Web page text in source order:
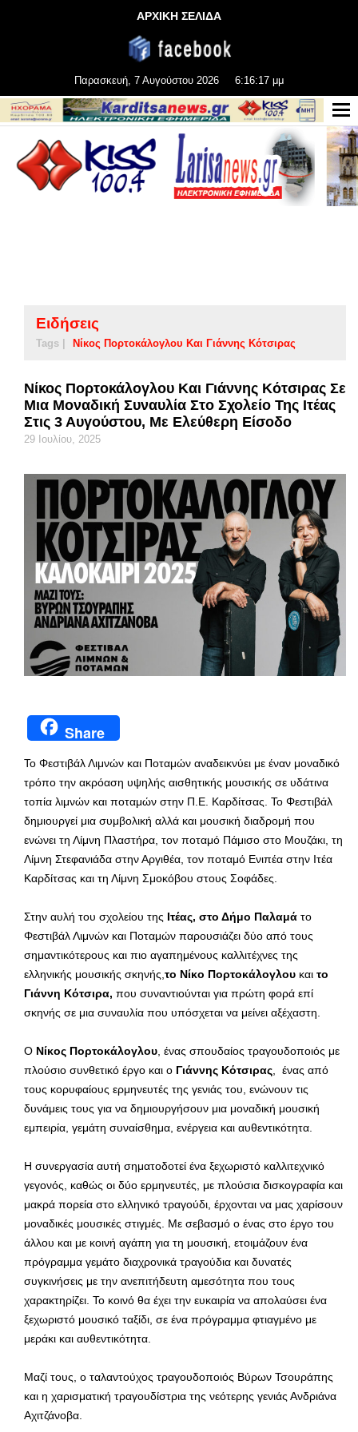
ΑΡΧΙΚΗ ΣΕΛΙΔΑ
Παρασκευή, 7 Αυγούστου 2026 6:16:18 μμ
Ειδήσεις
Tags | Νίκος Πορτοκάλογλου Και Γιάννης Κότσιρας
Νίκος Πορτοκάλογλου Και Γιάννης Κότσιρας Σε
Μια Μοναδική Συναυλία Στο Σχολείο Της Ιτέας
Στις 3 Αυγούστου, Με Ελεύθερη Είσοδο
29 Ιουλίου, 2025
Share
Το Φεστιβάλ Λιμνών και Ποταμών αναδεικνύει με έναν μοναδικό
τρόπο την ακρόαση υψηλής αισθητικής μουσικής σε υδάτινα
τοπία λιμνών και ποταμών στην Π.Ε. Καρδίτσας. Το Φεστιβάλ
δημιουργεί μια συμβολική αλλά και μουσική διαδρομή που
ενώνει τη Λίμνη Πλαστήρα, τον ποταμό Πάμισο στο Μουζάκι, τη
Λίμνη Στεφανιάδα στην Αργιθέα, τον ποταμό Ενιπέα στην Ιτέα
Καρδίτσας και τη Λίμνη Σμοκόβου στους Σοφάδες.
Στην αυλή του σχολείου της Ιτέας, στο Δήμο Παλαμά το
Φεστιβάλ Λιμνών και Ποταμών παρουσιάζει δύο από τους
σημαντικότερους και πιο αγαπημένους καλλιτέχνες της
ελληνικής μουσικής σκηνής,το Νίκο Πορτοκάλογλου και το
Γιάννη Κότσιρα, που συναντιούνται για πρώτη φορά επί
σκηνής σε μια συναυλία που υπόσχεται να μείνει αξέχαστη.
Ο Νίκος Πορτοκάλογλου, ένας σπουδαίος τραγουδοποιός με
πλούσιο συνθετικό έργο και ο Γιάννης Κότσιρας, ένας από
τους κορυφαίους ερμηνευτές της γενιάς του, ενώνουν τις
δυνάμεις τους για να δημιουργήσουν μια μοναδική μουσική
εμπειρία, γεμάτη συναίσθημα, ενέργεια και αυθεντικότητα.
Η συνεργασία αυτή σηματοδοτεί ένα ξεχωριστό καλλιτεχνικό
γεγονός, καθώς οι δύο ερμηνευτές, με πλούσια δισκογραφία και
μακρά πορεία στο ελληνικό τραγούδι, έρχονται να μας χαρίσουν
μοναδικές μουσικές στιγμές. Με σεβασμό ο ένας στο έργο του
άλλου και με κοινή αγάπη για τη μουσική, ετοιμάζουν ένα
πρόγραμμα γεμάτο διαχρονικά τραγούδια και δυνατές
συγκινήσεις με την ανεπιτήδευτη αμεσότητα που τους
χαρακτηρίζει. Το κοινό θα έχει την ευκαιρία να απολαύσει ένα
ξεχωριστό μουσικό ταξίδι, σε ένα πρόγραμμα φτιαγμένο με
μεράκι και αυθεντικότητα.
Μαζί τους, ο ταλαντούχος τραγουδοποιός Βύρων Τσουράπης
και η χαρισματική τραγουδίστρια της νεότερης γενιάς Ανδριάνα
Αχιτζάνοβα.